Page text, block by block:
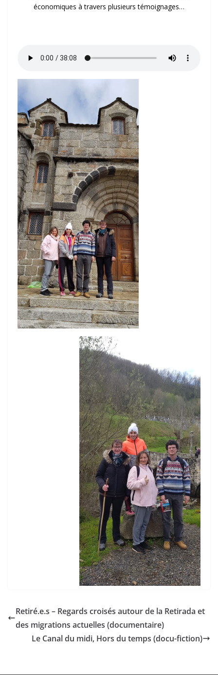
économiques à travers plusieurs témoignages…
Retiré.e.s – Regards croisés autour de la Retirada et
des migrations actuelles (documentaire)
Le Canal du midi, Hors du temps (docu-fiction)